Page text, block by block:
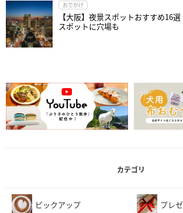
おでかけ
【大阪】夜景スポットおすすめ16
スポットに穴場も
カテゴリ
ピックアップ プレ